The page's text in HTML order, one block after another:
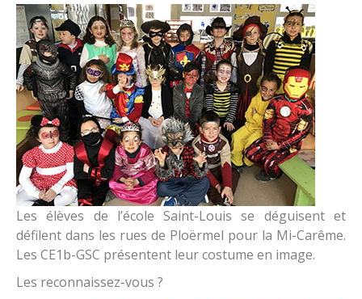
Proposition de la foi
Fraternité
A savoir
Horaires de classe
Réglement intérieur
Accueil périscolaire
Contribution des familles
Services extérieurs enfance et parentalité
Inscriptions
Le restaurant
les associations
Contact
Nous situer
Les élèves de l’école Saint-Louis se déguisent et
défilent dans les rues de Ploërmel pour la Mi-Carême.
Les CE1b-GSC présentent leur costume en image.
Les reconnaissez-vous ?